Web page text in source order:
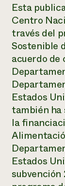
Esta
Centro
través del
Sostenible
acuerdo de
Estados
también ha
la
Estados
subvención